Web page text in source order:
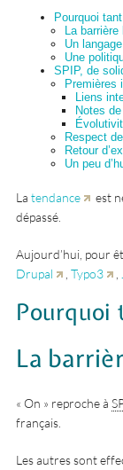
Pourquoi
La
Un
Une
SPIP, de
Premières
Liens
Notes
Respect
Retour
Un peu
Latendance est
dépassé.
Aujourd’hui, pour
Drupal
,Typo3
Pourquoi
La
« On » reproche à
français.
Les autres sont